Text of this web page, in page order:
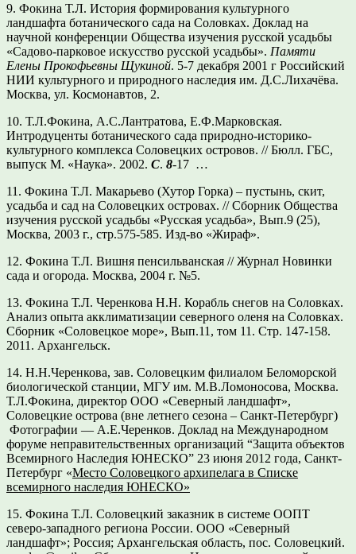
9. Фокина Т.Л. История формирования культурного
ландшафта ботанического сада на Соловках. Доклад на
научной конференции Общества изучения русской усадьбы
«Садово-парковое искусство русской усадьбы». Памяти
Елены Прокофьевны Щукиной. 5-7 декабря 2001 г Российский
НИИ культурного и природного наследия им. Д.С.Лихачёва.
Москва, ул. Космонавтов, 2.
10. Т.Л.Фокина, А.С.Лантратова, Е.Ф.Марковская.
Интродуценты ботанического сада природно-историко-
культурного комплекса Соловецких островов. // Бюлл. ГБС,
выпуск М. «Наука». 2002. С. 8-17 …
11. Фокина Т.Л. Макарьево (Хутор Горка) – пустынь, скит,
усадьба и сад на Соловецких островах. // Сборник Общества
изучения русской усадьбы «Русская усадьба», Вып.9 (25),
Москва, 2003 г., стр.575-585. Изд-во «Жираф».
12. Фокина Т.Л. Вишня пенсильванская // Журнал Новинки
сада и огорода. Москва, 2004 г. №5.
13. Фокина Т.Л. Черенкова Н.Н. Корабль снегов на Соловках.
Анализ опыта акклиматизации северного оленя на Соловках.
Сборник «Соловецкое море», Вып.11, том 11. Стр. 147-158.
2011. Архангельск.
14. Н.Н.Черенкова, зав. Соловецким филиалом Беломорской
биологической станции, МГУ им. М.В.Ломоносова, Москва.
Т.Л.Фокина, директор ООО «Северный ландшафт»,
Соловецкие острова (вне летнего сезона – Санкт-Петербург)
Фотографии — А.Е.Черенков. Доклад на Международном
форуме неправительственных организаций “Защита объектов
Всемирного Наследия ЮНЕСКО” 23 июня 2012 года, Санкт-
Петербург «Место Соловецкого архипелага в Списке
всемирного наследия ЮНЕСКО»
15. Фокина Т.Л. Соловецкий заказник в системе ООПТ
северо-западного региона России. ООО «Северный
ландшафт»; Россия; Архангельская область, пос. Соловецкий.